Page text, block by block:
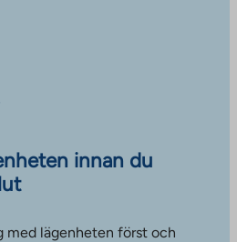
innan du
med lägenheten först och